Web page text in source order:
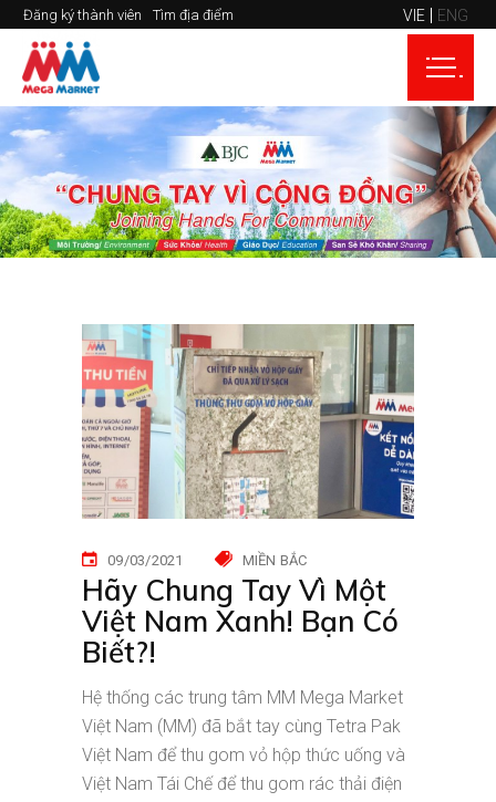
Đăng ký thành viên Tìm địa điểm VIE ENG
09/03/2021 MIỀN BẮC
Hãy Chung Tay Vì Một
Việt Nam Xanh! Bạn Có
Biết?!
Hệ thống các trung tâm MM Mega Market
Việt Nam (MM) đã bắt tay cùng Tetra Pak
Việt Nam để thu gom vỏ hộp thức uống và
Việt Nam Tái Chế để thu gom rác thải điện